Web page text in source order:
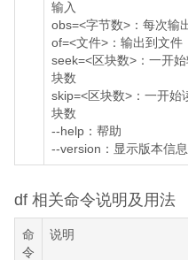
输入
obs=<字节数>：每次输
of=<文件>：输出到文件
seek=<区块数>：一开
块数
skip=<区块数>：一开始
块数
--help：帮助
--version：显示版本信息
df 相关命令说明及用法
命
令
说明